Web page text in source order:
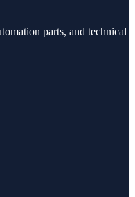
parts, and technical